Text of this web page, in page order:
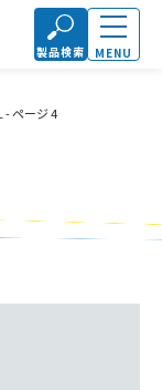
製品検索 MENU
-ページ 4